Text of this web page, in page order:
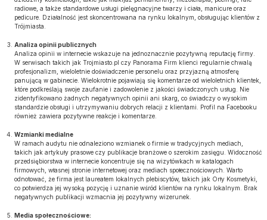
radiowe, a także standardowe usługi pielęgnacyjne twarzy i ciała, manicure oraz
pedicure. Działalność jest skoncentrowana na rynku lokalnym, obsługując klientów z
Trójmiasta.
Analiza opinii publicznych
Analiza opinii w internecie wskazuje na jednoznacznie pozytywną reputację firmy.
W serwisach takich jak Trojmiasto.pl czy Panorama Firm klienci regularnie chwalą
profesjonalizm, wieloletnie doświadczenie personelu oraz przyjazną atmosferę
panującą w gabinecie. Wielokrotnie pojawiają się komentarze od wieloletnich klientek,
które podkreślają swoje zaufanie i zadowolenie z jakości świadczonych usług. Nie
zidentyfikowano żadnych negatywnych opinii ani skarg, co świadczy o wysokim
standardzie obsługi i utrzymywaniu dobrych relacji z klientami. Profil na Facebooku
również zawiera pozytywne reakcje i komentarze.
Wzmianki medialne
W ramach audytu nie odnaleziono wzmianek o firmie w tradycyjnych mediach,
takich jak artykuły prasowe czy publikacje branżowe o szerokim zasięgu. Widoczność
przedsiębiorstwa w internecie koncentruje się na wizytówkach w katalogach
firmowych, własnej stronie internetowej oraz mediach społecznościowych. Warto
odnotować, że firma jest laureatem lokalnych plebiscytów, takich jak Orły Kosmetyki,
co potwierdza jej wysoką pozycję i uznanie wśród klientów na rynku lokalnym. Brak
negatywnych publikacji wzmacnia jej pozytywny wizerunek.
Media społecznościowe: